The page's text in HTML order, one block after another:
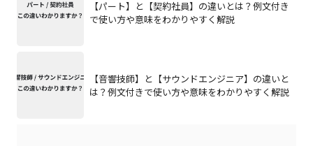
【パート】と【契約社員】の違いとは？例文付き
で使い方や意味をわかりやすく解説
【音響技師】と【サウンドエンジニア】の違いと
は？例文付きで使い方や意味をわかりやすく解説